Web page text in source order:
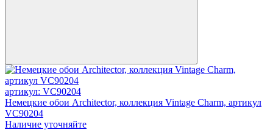
артикул: VC90204
Немецкие обои Architector, коллекция Vintage Charm, артикул
VC90204
Наличие уточняйте